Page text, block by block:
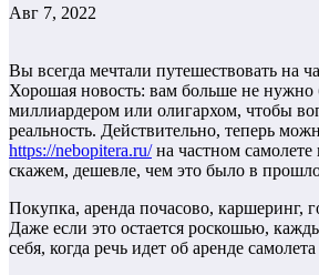
Авг 7, 2022
Вы всегда мечтали путешествовать на
Хорошая новость: вам больше не нужно
миллиардером или олигархом, чтобы
реальность. Действительно, теперь
https://nebopitera.ru/на частном самолете
скажем, дешевле, чем это было в
Покупка, аренда почасово, каршеринг,
Даже если это остается роскошью,
себя, когда речь идет об аренде